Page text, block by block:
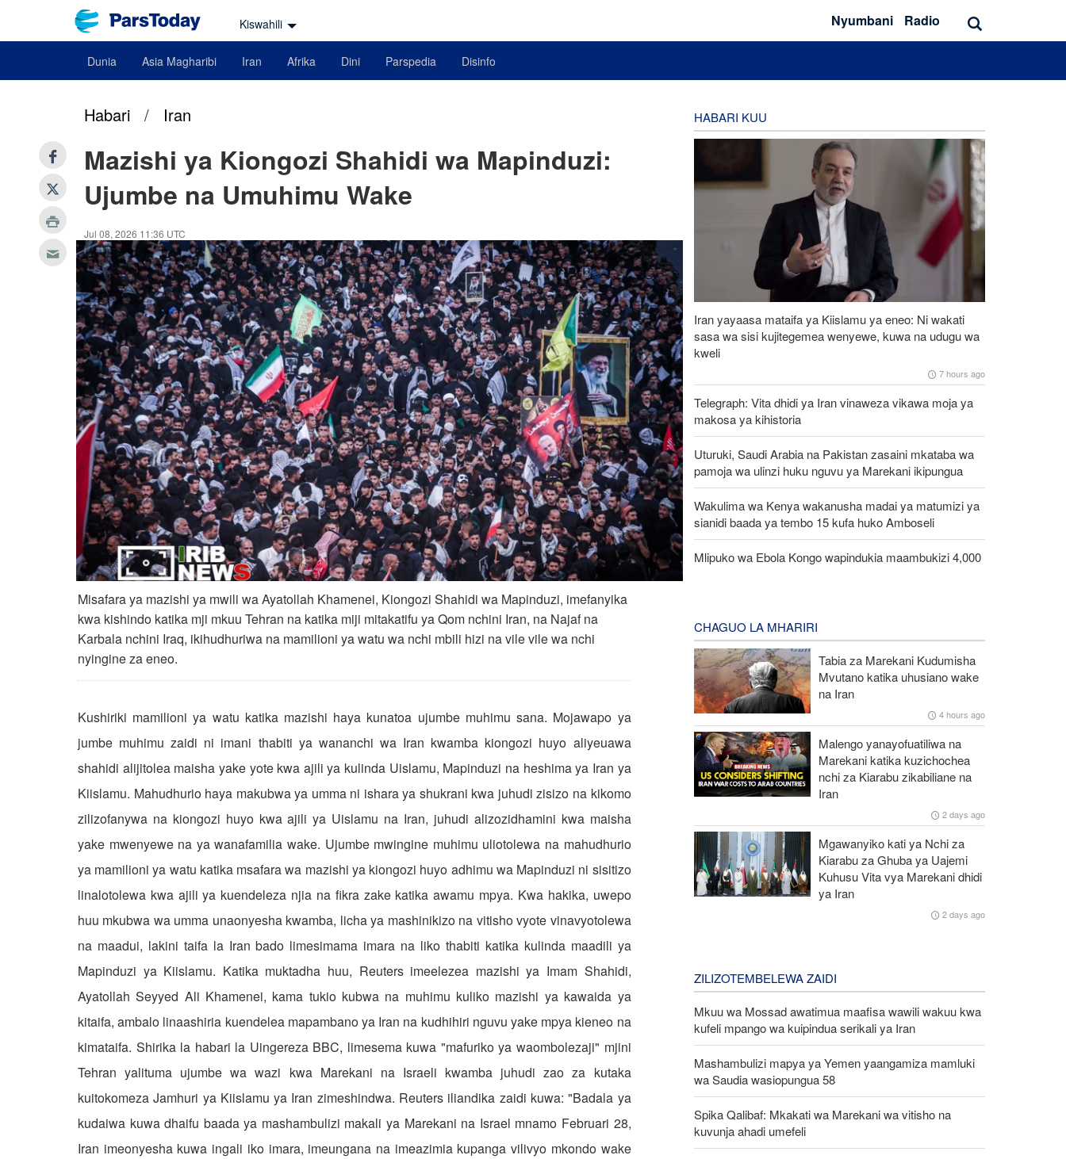
Kiswahili Nyumbani Radio
Dunia Asia Magharibi Iran Afrika Dini Parspedia Disinfo
Habari / Iran
Mazishi ya Kiongozi Shahidi wa Mapinduzi:
Ujumbe na Umuhimu Wake
Jul 08, 2026 11:36 UTC
Misafara ya mazishi ya mwili wa Ayatollah Khamenei, Kiongozi Shahidi wa Mapinduzi, imefanyika
kwa kishindo katika mji mkuu Tehran na katika miji mitakatifu ya Qom nchini Iran, na Najaf na
Karbala nchini Iraq, ikihudhuriwa na mamilioni ya watu wa nchi mbili hizi na vile vile wa nchi
nyingine za eneo.
Kushiriki mamilioni ya watu katika mazishi haya kunatoa ujumbe muhimu sana. Mojawapo ya
jumbe muhimu zaidi ni imani thabiti ya wananchi wa Iran kwamba kiongozi huyo aliyeuawa
shahidi alijitolea maisha yake yote kwa ajili ya kulinda Uislamu, Mapinduzi na heshima ya Iran ya
Kiislamu. Mahudhurio haya makubwa ya umma ni ishara ya shukrani kwa juhudi zisizo na kikomo
zilizofanywa na kiongozi huyo kwa ajili ya Uislamu na Iran, juhudi alizozidhamini kwa maisha
yake mwenyewe na ya wanafamilia wake. Ujumbe mwingine muhimu uliotolewa na mahudhurio
ya mamilioni ya watu katika msafara wa mazishi ya kiongozi huyo adhimu wa Mapinduzi ni sisitizo
linalotolewa kwa ajili ya kuendeleza njia na fikra zake katika awamu mpya. Kwa hakika, uwepo
huu mkubwa wa umma unaonyesha kwamba, licha ya mashinikizo na vitisho vyote vinavyotolewa
na maadui, lakini taifa la Iran bado limesimama imara na liko thabiti katika kulinda maadili ya
Mapinduzi ya Kiislamu. Katika muktadha huu, Reuters imeelezea mazishi ya Imam Shahidi,
Ayatollah Seyyed Ali Khamenei, kama tukio kubwa na muhimu kuliko mazishi ya kawaida ya
kitaifa, ambalo linaashiria kuendelea mapambano ya Iran na kudhihiri nguvu yake mpya kieneo na
kimataifa. Shirika la habari la Uingereza BBC, limesema kuwa "mafuriko ya waombolezaji" mjini
Tehran yalituma ujumbe wa wazi kwa Marekani na Israeli kwamba juhudi zao za kutaka
kuitokomeza Jamhuri ya Kiislamu ya Iran zimeshindwa. Reuters iliandika zaidi kuwa: "Badala ya
kudaiwa kuwa dhaifu baada ya mashambulizi makali ya Marekani na Israel mnamo Februari 28,
Iran imeonyesha kuwa ingali iko imara, imeungana na imeazimia kupanga vilivyo mkondo wake
HABARI KUU
Iran yayaasa mataifa ya Kiislamu ya eneo: Ni wakati
sasa wa sisi kujitegemea wenyewe, kuwa na udugu wa
kweli
7 hours ago
Telegraph: Vita dhidi ya Iran vinaweza vikawa moja ya
makosa ya kihistoria
Uturuki, Saudi Arabia na Pakistan zasaini mkataba wa
pamoja wa ulinzi huku nguvu ya Marekani ikipungua
Wakulima wa Kenya wakanusha madai ya matumizi ya
sianidi baada ya tembo 15 kufa huko Amboseli
Mlipuko wa Ebola Kongo wapindukia maambukizi 4,000
CHAGUO LA MHARIRI
Tabia za Marekani Kudumisha
Mvutano katika uhusiano wake
na Iran
4 hours ago
Malengo yanayofuatiliwa na
Marekani katika kuzichochea
nchi za Kiarabu zikabiliane na
Iran
2 days ago
Mgawanyiko kati ya Nchi za
Kiarabu za Ghuba ya Uajemi
Kuhusu Vita vya Marekani dhidi
ya Iran
2 days ago
ZILIZOTEMBELEWA ZAIDI
Mkuu wa Mossad awatimua maafisa wawili wakuu kwa
kufeli mpango wa kuipindua serikali ya Iran
Mashambulizi mapya ya Yemen yaangamiza mamluki
wa Saudia wasiopungua 58
Spika Qalibaf: Mkakati wa Marekani wa vitisho na
kuvunja ahadi umefeli